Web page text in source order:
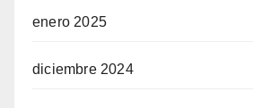
enero 2025
diciembre 2024